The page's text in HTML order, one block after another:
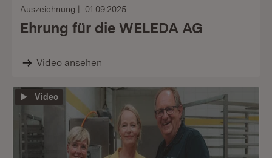
Auszeichnung 01.09.2025
Ehrung für die WELEDA AG
Video ansehen
Video